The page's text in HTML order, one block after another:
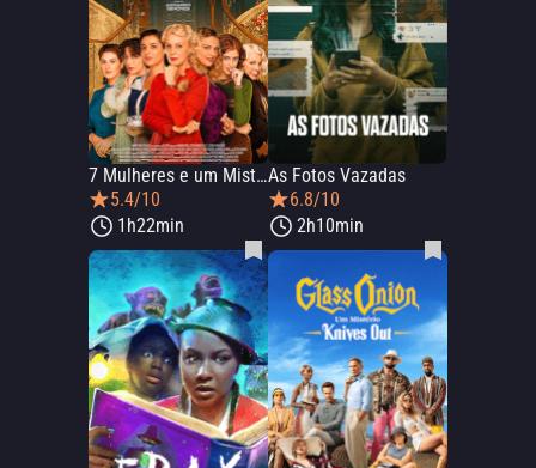
7 Mulheres e um Mistério
5.4/10
1h22min
As Fotos Vazadas
6.8/10
2h10min